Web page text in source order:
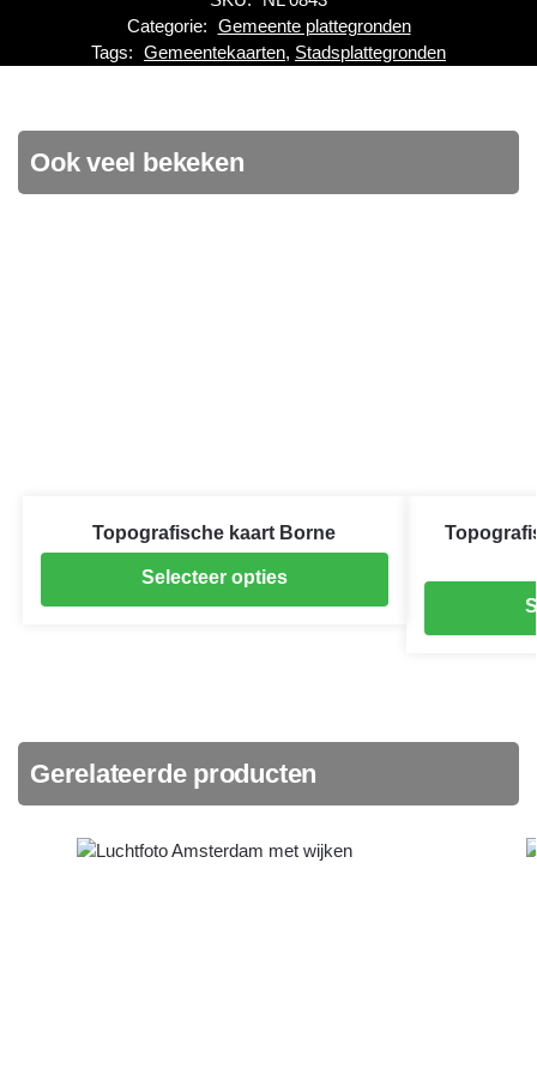
Categorie: Gemeente plattegronden
Tags: Gemeentekaarten, Stadsplattegronden
Ook veel bekeken
Topografische kaart Borne
Selecteer opties
Gerelateerde producten